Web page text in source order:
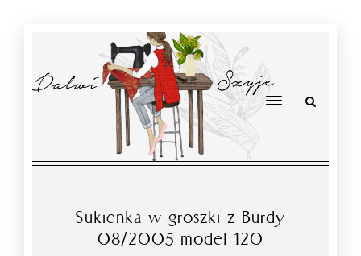
Sukienka w groszki z Burdy
08/2005 model 120